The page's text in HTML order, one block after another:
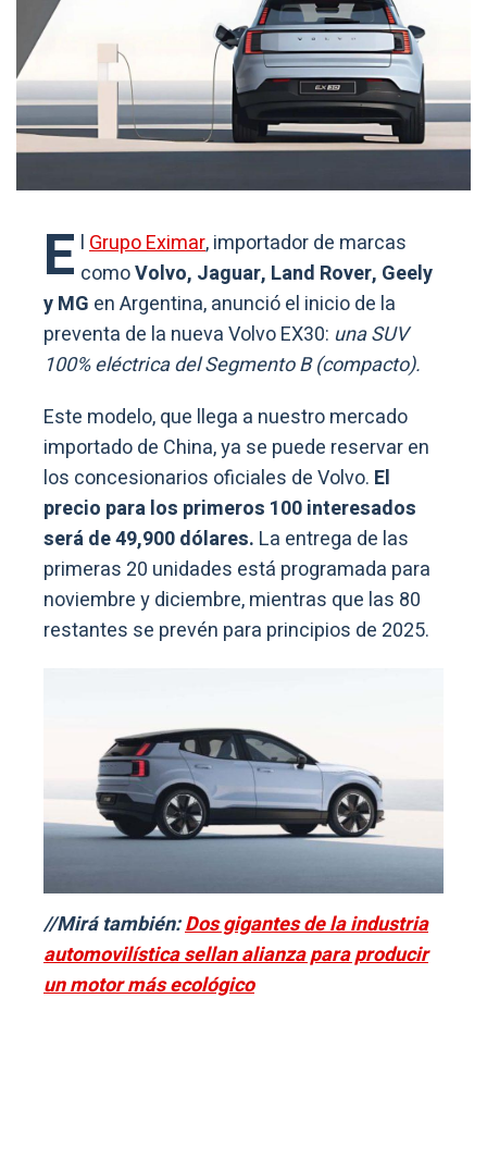
E lGrupo Eximar, importador de marcas
comoVolvo, Jaguar, Land Rover, Geely
y MG en Argentina, anunció el inicio de la
preventa de la nueva Volvo EX30: una SUV
100% eléctrica del Segmento B (compacto).
Este modelo, que llega a nuestro mercado
importado de China, ya se puede reservar en
los concesionarios oficiales de Volvo. El
precio para los primeros 100 interesados
será de 49,900 dólares. La entrega de las
primeras 20 unidades está programada para
noviembre y diciembre, mientras que las 80
restantes se prevén para principios de 2025.
//Mirá también:Dos gigantes de la industria
automovilística sellan alianza para producir
un motor más ecológico